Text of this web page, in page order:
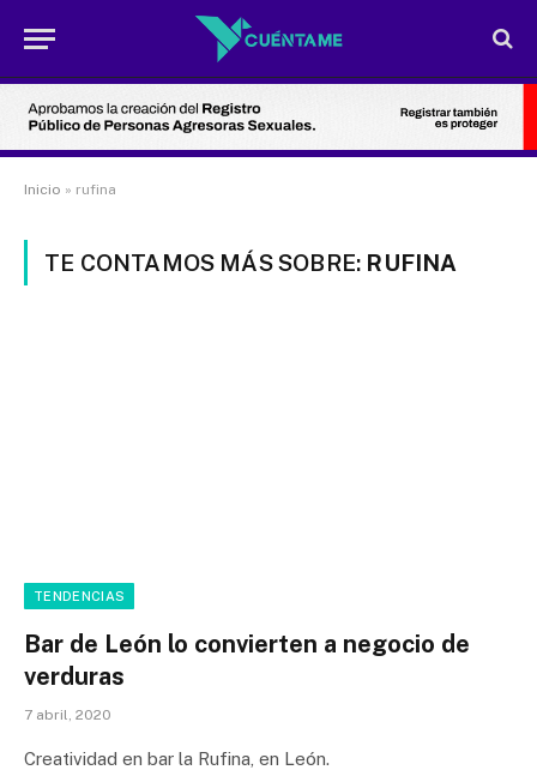
Inicio » rufina
TE CONTAMOS MÁS SOBRE: RUFINA
TENDENCIAS
Bar de León lo convierten a negocio de
verduras
7 abril, 2020
Creatividad en bar la Rufina, en León.